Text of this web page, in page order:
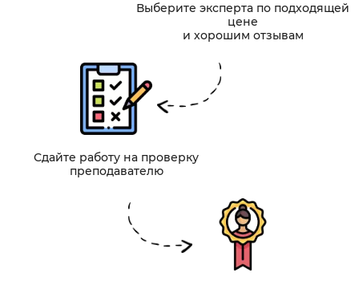
Выберите эксперта по подходящей
цене
и хорошим отзывам
Сдайте работу на проверку
преподавателю